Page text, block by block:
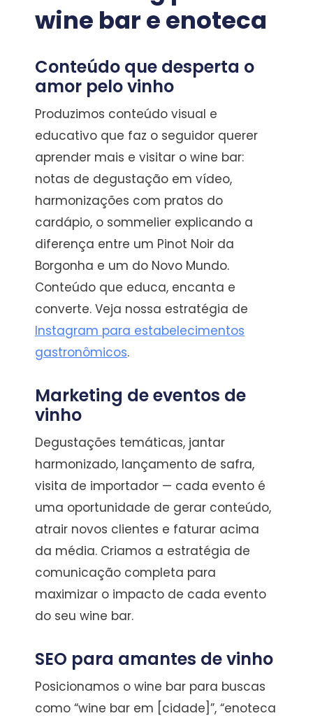
wine bar e enoteca
Conteúdo que desperta o
amor pelo vinho
Produzimos conteúdo visual e
educativo que faz o seguidor querer
aprender mais e visitar o wine bar:
notas de degustação em vídeo,
harmonizações com pratos do
cardápio, o sommelier explicando a
diferença entre um Pinot Noir da
Borgonha e um do Novo Mundo.
Conteúdo que educa, encanta e
converte. Veja nossa estratégia de
Instagram para estabelecimentos
gastronômicos.
Marketing de eventos de
vinho
Degustações temáticas, jantar
harmonizado, lançamento de safra,
visita de importador — cada evento é
uma oportunidade de gerar conteúdo,
atrair novos clientes e faturar acima
da média. Criamos a estratégia de
comunicação completa para
maximizar o impacto de cada evento
do seu wine bar.
SEO para amantes de vinho
Posicionamos o wine bar para buscas
como “wine bar em [cidade]”, “enoteca